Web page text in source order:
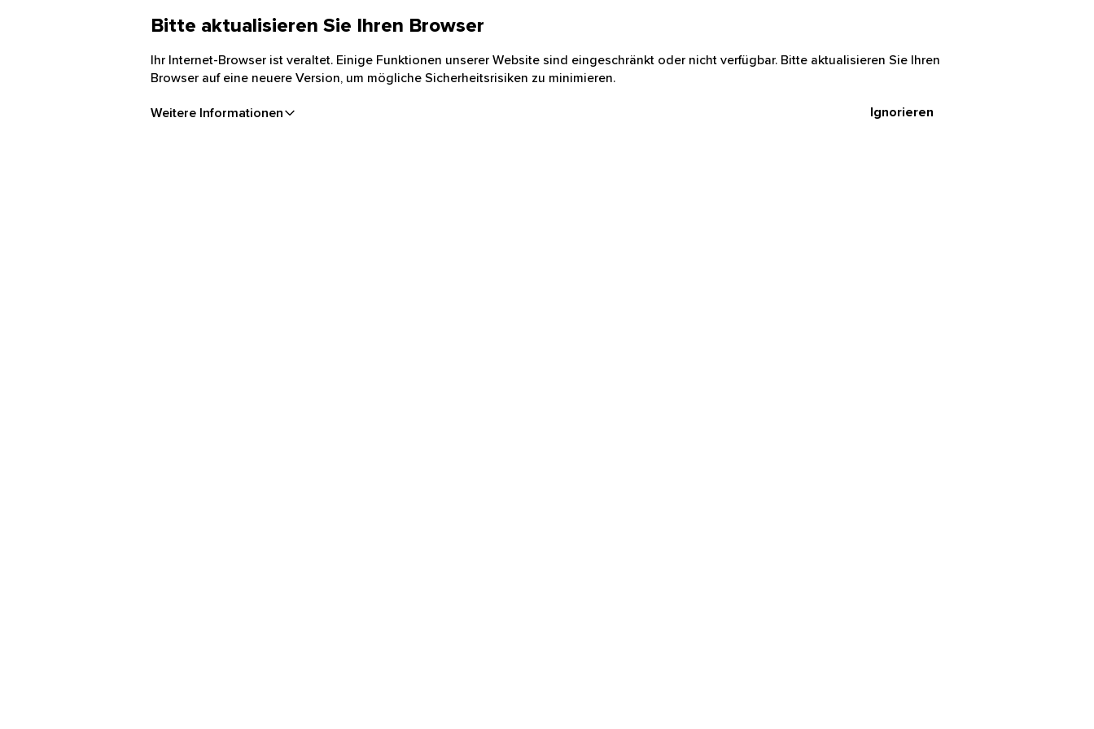
Bitte aktualisieren Sie Ihren Browser
Ihr Internet-Browser ist veraltet. Einige Funktionen unserer Website sind eingeschränkt oder nicht verfügbar. Bitte aktualisieren Sie Ihren
Browser auf eine neuere Version, um mögliche Sicherheitsrisiken zu minimieren.
Weitere Informationen Ignorieren